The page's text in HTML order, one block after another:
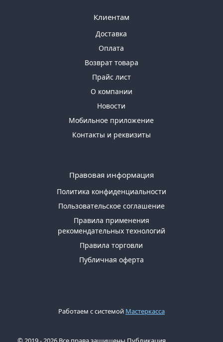
Клиентам
Доставка
Оплата
Возврат товара
Прайс лист
О компании
Новости
Мобильное приложение
Контакты и реквизиты
Правовая информация
Политика конфиденциальности
Пользовательское соглашение
Правила применения
рекомендательных технологий
Правила торговли
Публичная оферта
Работаем с системой Мастеркасса